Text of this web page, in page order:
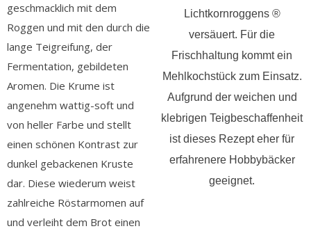
geschmacklich mit dem
Roggen und mit den durch die
lange Teigreifung, der
Fermentation, gebildeten
Aromen. Die Krume ist
angenehm wattig-soft und
von heller Farbe und stellt
einen schönen Kontrast zur
dunkel gebackenen Kruste
dar. Diese wiederum weist
zahlreiche Röstarmomen auf
und verleiht dem Brot einen
Lichtkornroggens ®
versäuert. Für die
Frischhaltung kommt ein
Mehlkochstück zum Einsatz.
Aufgrund der weichen und
klebrigen Teigbeschaffenheit
ist dieses Rezept eher für
erfahrenere Hobbybäcker
geeignet.